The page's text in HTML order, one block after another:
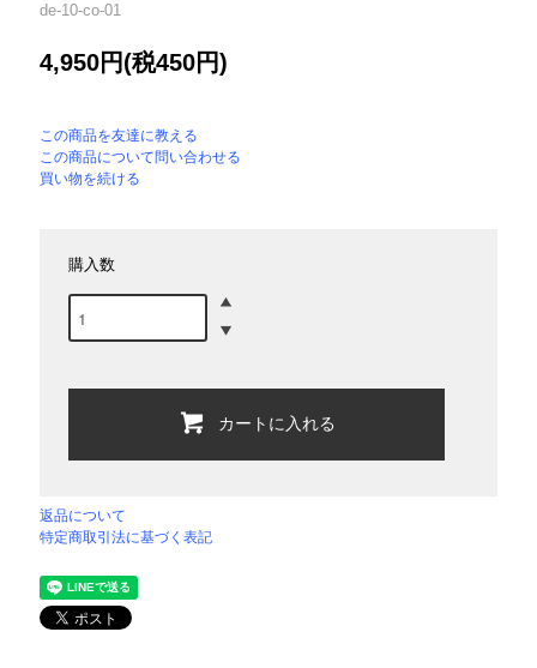
de-10-co-01
4,950円(税450円)
この商品を友達に教える
この商品について問い合わせる
買い物を続ける
購入数
カートに入れる
返品について
特定商取引法に基づく表記